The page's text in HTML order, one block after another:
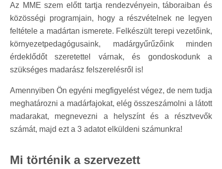
Az MME szem előtt tartja rendezvényein, táboraiban és
közösségi programjain, hogy a részvételnek ne legyen
feltétele a madártan ismerete. Felkészült terepi vezetőink,
környezetpedagógusaink, madárgyűrűzőink minden
érdeklődőt szeretettel várnak, és gondoskodunk a
szükséges madarász felszerelésről is!
Amennyiben Ön egyéni megfigyelést végez, de nem tudja
meghatározni a madárfajokat, elég összeszámolni a látott
madarakat, megnevezni a helyszínt és a résztvevők
számát, majd ezt a 3 adatot elküldeni számunkra!
Mi történik a szervezett